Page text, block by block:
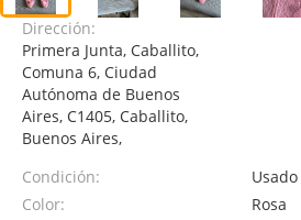
Dirección:
Primera Junta, Caballito,
Comuna 6, Ciudad
Autónoma de Buenos
Aires, C1405, Caballito,
Buenos Aires,
Condición:
Usado
Color:
Rosa